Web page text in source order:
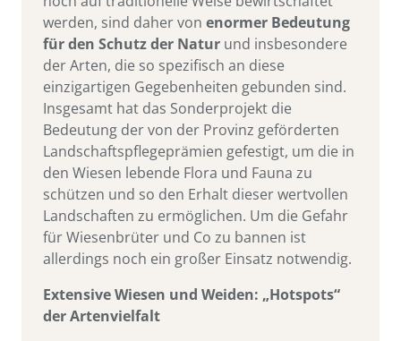
werden, sind daher von enormer Bedeutung
für den Schutz der Natur und insbesondere
der Arten, die so spezifisch an diese
einzigartigen Gegebenheiten gebunden sind.
Insgesamt hat das Sonderprojekt die
Bedeutung der von der Provinz geförderten
Landschaftspflegeprämien gefestigt, um die in
den Wiesen lebende Flora und Fauna zu
schützen und so den Erhalt dieser wertvollen
Landschaften zu ermöglichen. Um die Gefahr
für Wiesenbrüter und Co zu bannen ist
allerdings noch ein großer Einsatz notwendig.
Extensive Wiesen und Weiden: „Hotspots“
der Artenvielfalt